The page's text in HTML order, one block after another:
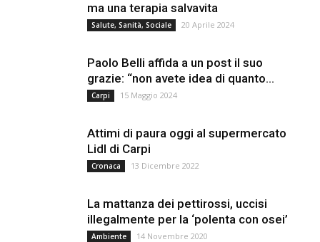
ma una terapia salvavita
Salute, Sanità, Sociale 20 Aprile 2024
Paolo Belli affida a un post il suo
grazie: “non avete idea di quanto...
Carpi 15 Maggio 2024
Attimi di paura oggi al supermercato
Lidl di Carpi
Cronaca 13 Dicembre 2022
La mattanza dei pettirossi, uccisi
illegalmente per la ‘polenta con osei’
Ambiente 14 Novembre 2020